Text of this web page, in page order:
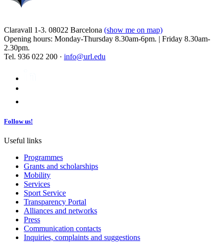
Claravall 1-3. 08022 Barcelona (show me on map)
Opening hours: Monday-Thursday 8.30am-6pm. | Friday 8.30am-
2.30pm.
Tel. 936 022 200 · info@url.edu
Follow us!
Useful links
Programmes
Grants and scholarships
Mobility
Services
Sport Service
Transparency Portal
Alliances and networks
Press
Communication contacts
Inquiries, complaints and suggestions